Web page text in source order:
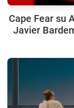
Cape Fear su
Javier